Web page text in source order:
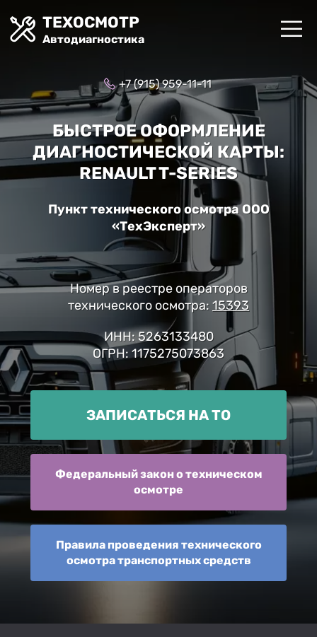
ТЕХОСМОТР
Автодиагностика
+7 (915) 959-11-11
БЫСТРОЕ ОФОРМЛЕНИЕ
ДИАГНОСТИЧЕСКОЙ КАРТЫ:
RENAULT T-SERIES
Пункт технического осмотра ООО
«ТехЭксперт»
Номер в реестре операторов
технического осмотра: 15393
ИНН: 5263133480
ОГРН: 1175275073863
ЗАПИСАТЬСЯ НА ТО
Федеральный закон о техническом
осмотре
Правила проведения технического
осмотра транспортных средств